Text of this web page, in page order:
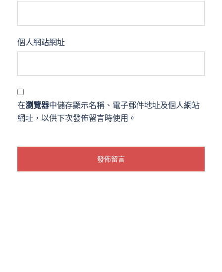
個人網站網址
在瀏覽器中儲存顯示名稱、電子郵件地址及個人網站
網址，以供下次發佈留言時使用。